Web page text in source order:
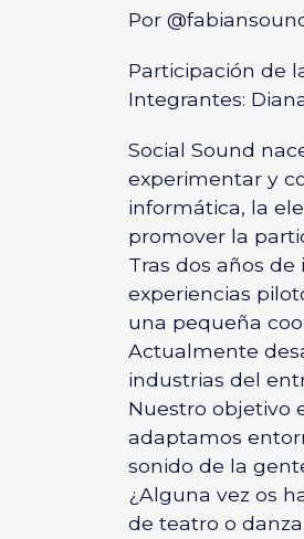
Por
Participación de
Integrantes:
Social Sound
experimentar y
informática, la
promover la
Tras dos años
experiencias
una pequeña
Actualmente
industrias del
Nuestro objetivo
adaptamos
sonido de la
¿Alguna vez os
de teatro o